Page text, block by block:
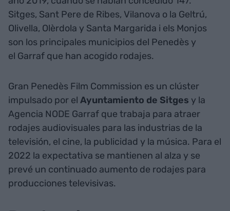
Sitges, Sant Pere de Ribes, Vilanova o la Geltrú,
Olivella, Olèrdola y Santa Margarida i els Monjos
son los principales municipios del Penedès y
el Garraf que han acogido rodajes.
Gran Penedès Film Commission es un clúster
impulsado por el Ayuntamiento de Sitges y la
Agencia NODE Garraf que trabaja para atraer
rodajes audiovisuales para las industrias de la
televisión, el cine, la publicidad y la música. Para el
2022 la expectativa se mantienen al alza y se
prevé un continuado aumento de rodajes para
producciones televisivas.